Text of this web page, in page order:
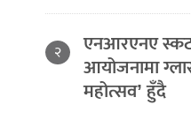
२ एनआरएनए
आयोजनामा
महोत्सव’ हुँदै